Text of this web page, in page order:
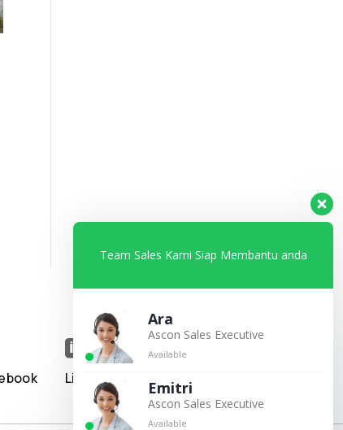

Linkedin
Team Sales Kami Siap Membantu anda
Ara
Ascon Sales Executive
Available
Emitri
Ascon Sales Executive
Available